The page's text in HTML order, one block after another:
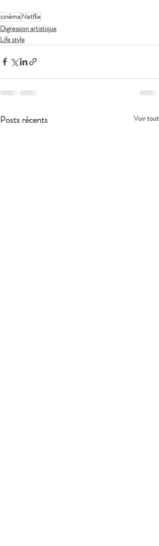
cinémaNetflix
Digression artistique
Life style
Posts récents Voir tout